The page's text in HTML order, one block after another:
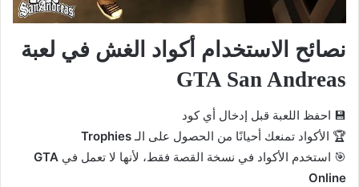
نصائح الاستخدام أكواد الغش في لعبة
GTA San Andreas
💾 احفظ اللعبة قبل إدخال أي كود
🏆 الأكواد تمنعك أحيانًا من الحصول على الـTrophies
🎯 استخدم الأكواد في نسخة القصة فقط، لأنها لا تعمل في GTA
Online